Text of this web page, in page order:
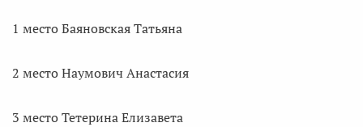
1 место Баяновская Татьяна
2 место Наумович Анастасия
3 место Тетерина Елизавета